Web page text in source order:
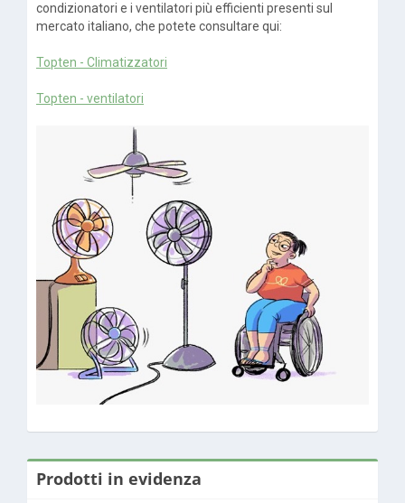
condizionatori e i ventilatori più efficienti presenti sul
mercato italiano, che potete consultare qui:
Topten - Climatizzatori
Topten - ventilatori
Prodotti in evidenza